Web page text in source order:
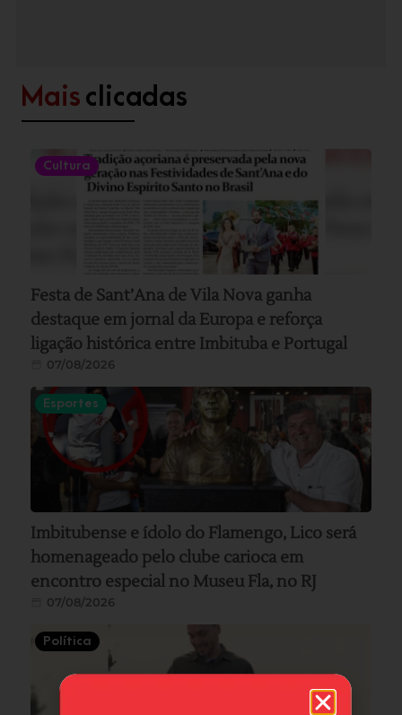
Mais clicadas
Cultura
Festa de Sant’Ana de Vila Nova ganha
destaque em jornal da Europa e reforça
ligação histórica entre Imbituba e Portugal
07/08/2026
Esportes
Imbitubense e ídolo do Flamengo, Lico será
homenageado pelo clube carioca em
encontro especial no Museu Fla, no RJ
07/08/2026
Política